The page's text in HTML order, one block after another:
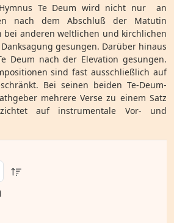
Hymnus Te Deum wird nicht nur an
nach dem Abschluß der Matutin
bei anderen weltlichen und kirchlichen
gesungen. Darüber hinaus
Deum nach der Elevation gesungen.
sind fast ausschließlich auf
Bei seinen beiden Te-Deum-
mehrere Verse zu einem Satz
auf instrumentale Vor- und